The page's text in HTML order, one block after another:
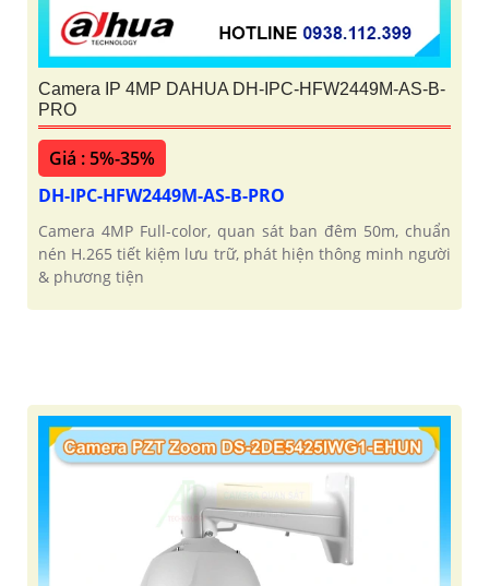
Camera IP 4MP DAHUA DH-IPC-HFW2449M-AS-B-
PRO
Giá : 5%-35%
DH-IPC-HFW2449M-AS-B-PRO
Camera 4MP Full-color, quan sát ban đêm 50m, chuẩn
nén H.265 tiết kiệm lưu trữ, phát hiện thông minh người
& phương tiện